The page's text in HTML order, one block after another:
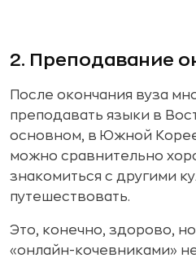
2. Преподавание
После окончания вуза
преподавать языки в
основном, в Южной
можно сравнительно
знакомиться с другими
путешествовать.
Это, конечно, здорово,
«онлайн-кочевниками»